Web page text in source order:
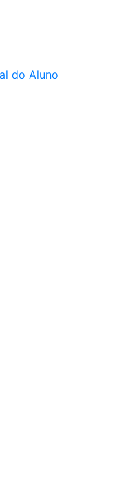
do Aluno